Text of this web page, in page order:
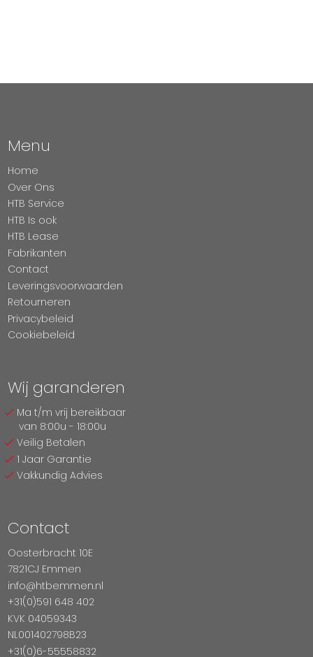
Menu
Home
Over Ons
HTB Service
HTB Is ook
HTB Lease
Fabrikanten
Contact
Leveringsvoorwaarden
Retourneren
Privacybeleid
Cookiebeleid
Wij garanderen
Ma t/m vrij bereikbaar
van 8:00u - 18:00u
Veilig Betalen
1 Jaar Garantie
Vakkundig Advies
Contact
Oosterbracht 10E
7821CJ Emmen
info@htbemmen.nl
+31(0)591 648 402
KVK 04059343
NL001402798B23
+31(0)6-55558832